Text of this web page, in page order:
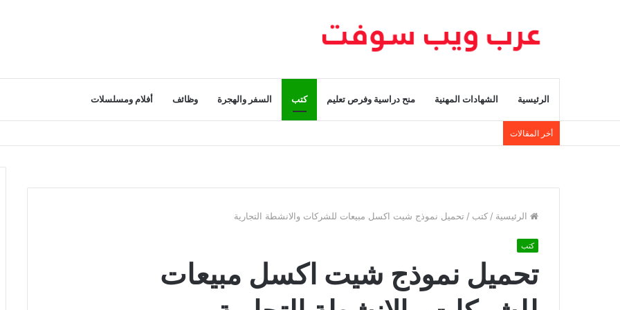
الرئيسية الشهادات المهنية منح دراسية وفرص تعليم كتب السفر والهجرة وظائف أفلام ومسلسلات
أخر المقالات
الرئيسية / كتب / تحميل نموذج شيت اكسل مبيعات للشركات والانشطة التجارية
كتب
تحميل نموذج شيت اكسل مبيعات